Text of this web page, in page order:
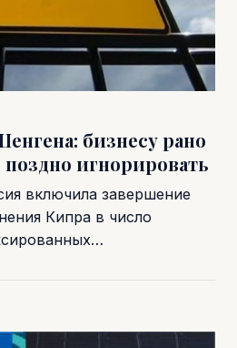
бизнесу рано
поздно игнорировать
включила завершение
Кипра в число